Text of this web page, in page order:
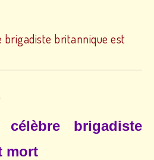
brigadiste britannique est
célèbre brigadiste
mort